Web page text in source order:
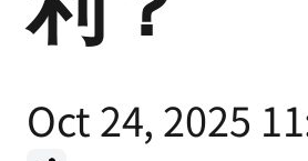
Oct 24, 2025